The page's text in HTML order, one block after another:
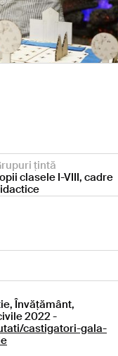
țintă
clasele I-VIII, cadre
Învățământ,
2022 -
castigatori-gala-